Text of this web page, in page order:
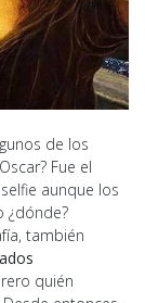
de los
Fue el
aunque los
¿dónde?
también
quién